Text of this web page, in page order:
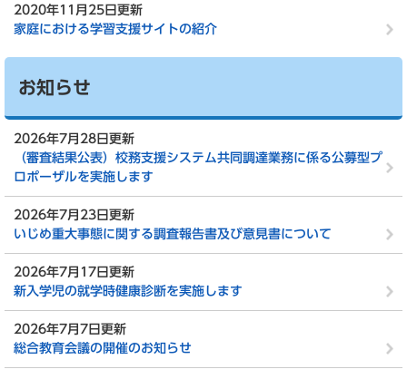
2020年11月25日更新
家庭における学習支援サイトの紹介
お知らせ
2026年7月28日更新
（審査結果公表）校務支援システム共同調達業務に係る公募型プ
ロポーザルを実施します
2026年7月23日更新
いじめ重大事態に関する調査報告書及び意見書について
2026年7月17日更新
新入学児の就学時健康診断を実施します
2026年7月7日更新
総合教育会議の開催のお知らせ